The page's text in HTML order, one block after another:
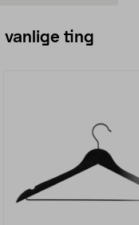
vanlige ting